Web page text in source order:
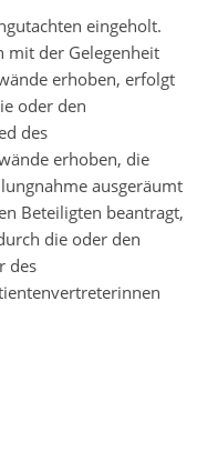
eingeholt.
mit der Gelegenheit
erhoben, erfolgt
oder den
des
erhoben, die
ausgeräumt
Beteiligten beantragt,
die oder den
des